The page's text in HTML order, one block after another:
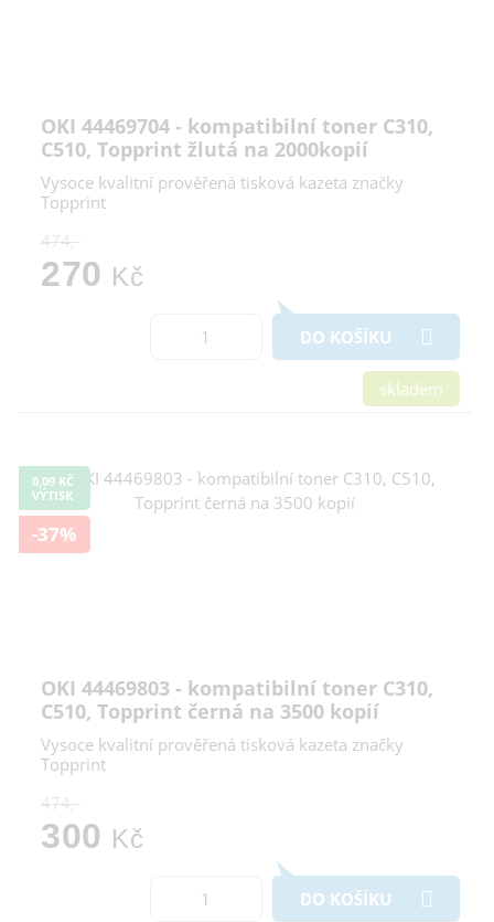
OKI 44469704 - kompatibilní toner C310,
C510, Topprint žlutá na 2000kopií
Vysoce kvalitní prověřená tisková kazeta značky
Topprint
474,-
270 Kč
DO KOŠÍKU
skladem
0,09 KČ
VÝTISK
-37%
OKI 44469803 - kompatibilní toner C310,
C510, Topprint černá na 3500 kopií
Vysoce kvalitní prověřená tisková kazeta značky
Topprint
474,-
300 Kč
DO KOŠÍKU